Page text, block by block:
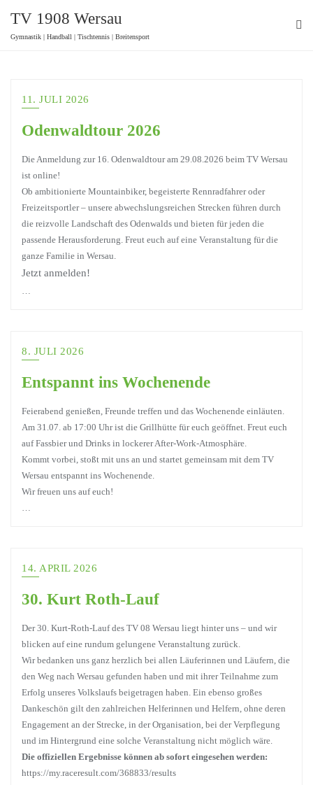
TV 1908 Wersau
Gymnastik | Handball | Tischtennis | Breitensport
11. JULI 2026
Odenwaldtour 2026
Die Anmeldung zur 16. Odenwaldtour am 29.08.2026 beim TV Wersau
ist online!
Ob ambitionierte Mountainbiker, begeisterte Rennradfahrer oder
Freizeitsportler – unsere abwechslungsreichen Strecken führen durch
die reizvolle Landschaft des Odenwalds und bieten für jeden die
passende Herausforderung. Freut euch auf eine Veranstaltung für die
ganze Familie in Wersau.
Jetzt anmelden!
…
8. JULI 2026
Entspannt ins Wochenende
Feierabend genießen, Freunde treffen und das Wochenende einläuten.
Am 31.07. ab 17:00 Uhr ist die Grillhütte für euch geöffnet. Freut euch
auf Fassbier und Drinks in lockerer After-Work-Atmosphäre.
Kommt vorbei, stoßt mit uns an und startet gemeinsam mit dem TV
Wersau entspannt ins Wochenende.
Wir freuen uns auf euch!
…
14. APRIL 2026
30. Kurt Roth-Lauf
Der 30. Kurt-Roth-Lauf des TV 08 Wersau liegt hinter uns – und wir
blicken auf eine rundum gelungene Veranstaltung zurück.
Wir bedanken uns ganz herzlich bei allen Läuferinnen und Läufern, die
den Weg nach Wersau gefunden haben und mit ihrer Teilnahme zum
Erfolg unseres Volkslaufs beigetragen haben. Ein ebenso großes
Dankeschön gilt den zahlreichen Helferinnen und Helfern, ohne deren
Engagement an der Strecke, in der Organisation, bei der Verpflegung
und im Hintergrund eine solche Veranstaltung nicht möglich wäre.
Die offiziellen Ergebnisse können ab sofort eingesehen werden:
https://my.raceresult.com/368833/results